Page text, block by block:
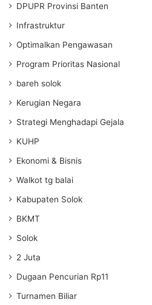
DPUPR Provinsi Banten
Infrastruktur
Optimalkan Pengawasan
Program Prioritas Nasional
bareh solok
Kerugian Negara
Strategi Menghadapi Gejala
KUHP
Ekonomi & Bisnis
Walkot tg balai
Kabupaten Solok
BKMT
Solok
2 Juta
Dugaan Pencurian Rp11
Turnamen Biliar